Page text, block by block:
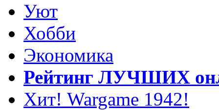
Уют
Хобби
Экономика
Рейтинг ЛУЧШИХ
Хит! Wargame 1942!